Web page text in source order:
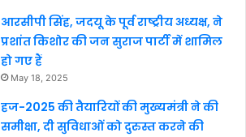
आरसीपी सिंह, जदयू के पूर्व राष्ट्रीय अध्यक्ष, ने
प्रशांत किशोर की जन सुराज पार्टी में शामिल
हो गए हैं
May 18, 2025
हज-2025 की तैयारियों की मुख्यमंत्री ने की
समीक्षा, दी सुविधाओं को दुरुस्त करने की